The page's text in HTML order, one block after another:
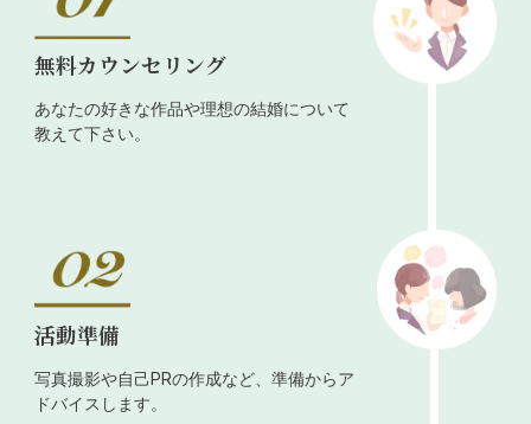
無料カウンセリング
あなたの好きな作品や理想の結婚について
教えて下さい。
活動準備
写真撮影や自己PRの作成など、準備からア
ドバイスします。